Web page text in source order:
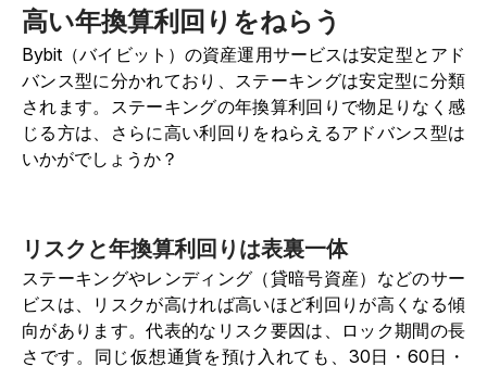
高い年換算利回りをねらう
Bybit（バイビット）の資産運用サービスは安定型とアド
バンス型に分かれており、ステーキングは安定型に分類
されます。ステーキングの年換算利回りで物足りなく感
じる方は、さらに高い利回りをねらえるアドバンス型は
いかがでしょうか？
リスクと年換算利回りは表裏一体
ステーキングやレンディング（貸暗号資産）などのサー
ビスは、リスクが高ければ高いほど利回りが高くなる傾
向があります。代表的なリスク要因は、ロック期間の長
さです。同じ仮想通貨を預け入れても、30日・60日・